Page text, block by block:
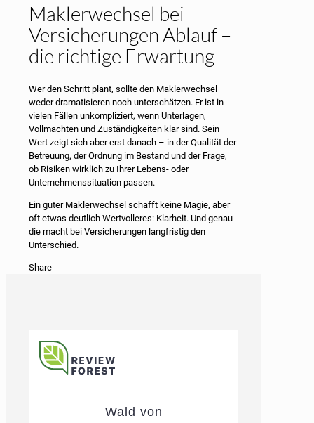
Maklerwechsel bei
Versicherungen Ablauf –
die richtige Erwartung
Wer den Schritt plant, sollte den Maklerwechsel
weder dramatisieren noch unterschätzen. Er ist in
vielen Fällen unkompliziert, wenn Unterlagen,
Vollmachten und Zuständigkeiten klar sind. Sein
Wert zeigt sich aber erst danach – in der Qualität der
Betreuung, der Ordnung im Bestand und der Frage,
ob Risiken wirklich zu Ihrer Lebens- oder
Unternehmenssituation passen.
Ein guter Maklerwechsel schafft keine Magie, aber
oft etwas deutlich Wertvolleres: Klarheit. Und genau
die macht bei Versicherungen langfristig den
Unterschied.
Share
Wald von